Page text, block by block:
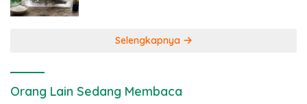
Selengkapnya
Orang Lain Sedang Membaca